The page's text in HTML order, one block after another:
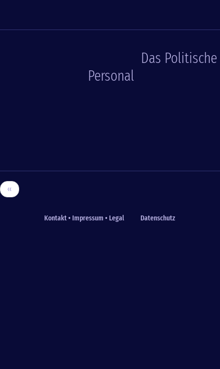
Das Politische
Personal
‹‹
Fußzeile
Kontakt • Impressum • Legal Datenschutz